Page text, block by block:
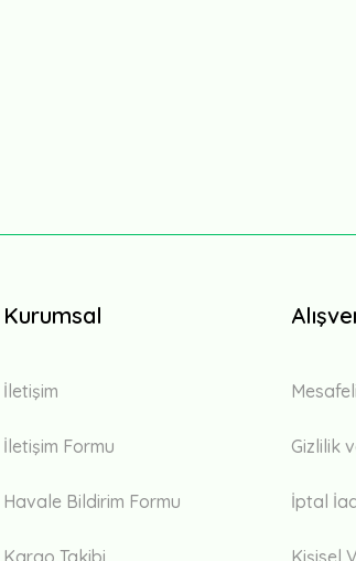
Kurumsal
İletişim
İletişim Formu
Havale Bildirim Formu
Gizlilik
İptal